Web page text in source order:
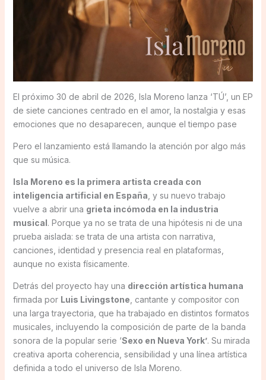
El próximo 30 de abril de 2026, Isla Moreno lanza ‘TÚ’, un EP
de siete canciones centrado en el amor, la nostalgia y esas
emociones que no desaparecen, aunque el tiempo pase
Pero el lanzamiento está llamando la atención por algo más
que su música.
Isla Moreno es la primera artista creada con
inteligencia artificial en España , y su nuevo trabajo
vuelve a abrir una grieta incómoda en la industria
musical. Porque ya no se trata de una hipótesis ni de una
prueba aislada: se trata de una artista con narrativa,
canciones, identidad y presencia real en plataformas,
aunque no exista físicamente.
Detrás del proyecto hay una dirección artística humana
firmada por Luis Livingstone , cantante y compositor con
una larga trayectoria, que ha trabajado en distintos formatos
musicales, incluyendo la composición de parte de la banda
sonora de la popular serie ‘Sexo en Nueva York’. Su mirada
creativa aporta coherencia, sensibilidad y una línea artística
definida a todo el universo de Isla Moreno.